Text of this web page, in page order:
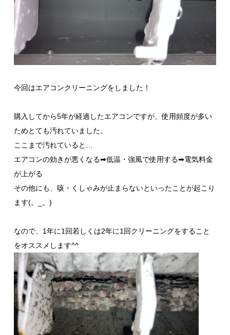
今回はエアコンクリーニングをしました！
購入してから5年が経過したエアコンですが、使用頻度が多い
ためとても汚れていました。
ここまで汚れていると…
エアコンの効きが悪くなる➡低温・強風で使用する➡電気料金
が上がる
その他にも、咳・くしゃみが止まらないといったことが起こり
ます(。_。)
なので、1年に1回若しくは2年に1回クリーニングをすること
をオススメします^^